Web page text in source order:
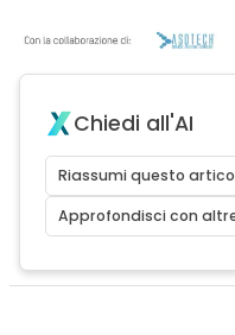
Chiedi all'AI
Riassumi questo
Approfondisci con